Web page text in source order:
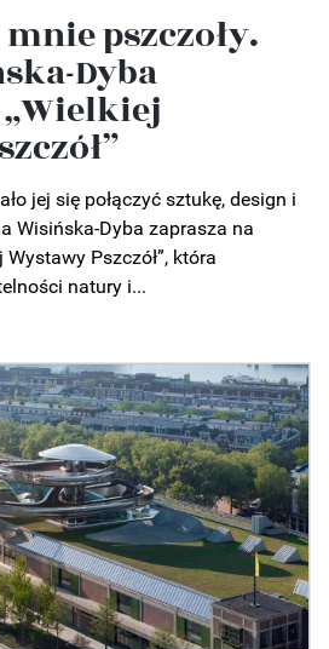
pszczoły.
Dyba
jej się połączyć sztukę, design i
Wisińska-Dyba zaprasza na
Pszczół”, która
natury i...